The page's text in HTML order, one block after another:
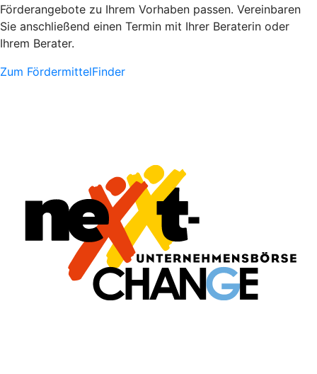
Förderangebote zu Ihrem Vorhaben passen. Vereinbaren
Sie anschließend einen Termin mit Ihrer Beraterin oder
Ihrem Berater.
Zum FördermittelFinder